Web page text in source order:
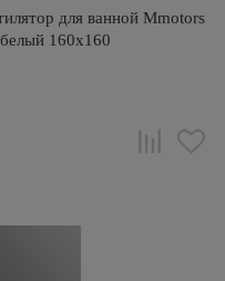
для ванной Mmotors
160х160